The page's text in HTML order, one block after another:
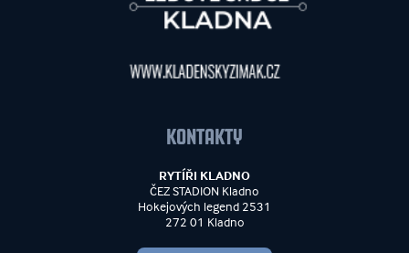
KONTAKTY
RYTÍŘI KLADNO
ČEZ STADION Kladno
Hokejových legend 2531
272 01 Kladno